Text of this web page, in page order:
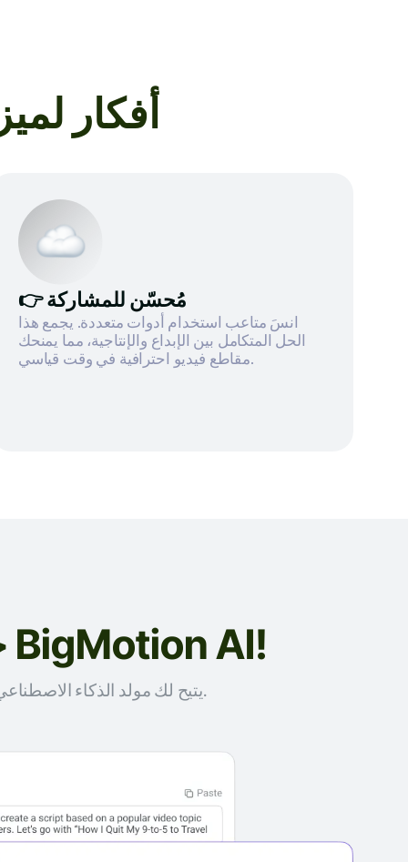
أفكار
👉 مُحسّن للمشاركة
انسَ متاعب استخدام أدوات متعددة. يجمع هذا
الحل المتكامل بين الإبداع والإنتاجية، مما يمنحك
مقاطع فيديو احترافية في وقت قياسي.
حوّل الأفكار إلى مقاطع فيديو دون عناء مع BigMotion AI!
🎬 يتيح لك مولد الذكاء الاصطناعي لتحويل الأفكار إلى مقاطع فيديو في دقائق، مما يساعدك على مشاركة رسالتك مع العالم.